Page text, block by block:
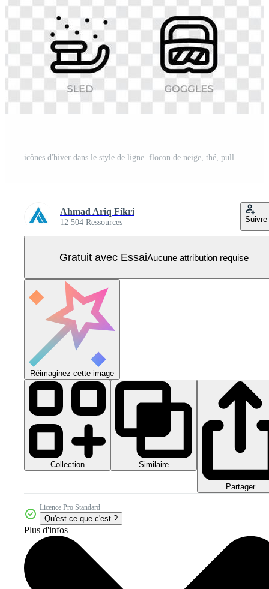
icônes d'hiver dans le style de ligne. flocon de neige, thé, pull. collection d'icônes de contour. symbole de vacances. illustration vectorielle Vecteur Pro
Ahmad Ariq Fikri
12 504 Ressources Suivre
Gratuit avec EssaiAucune attribution requise
Réimaginez cette image
Collection Similaire
Partager
Licence Pro Standard
Qu'est-ce que c'est ?
Plus d'infos